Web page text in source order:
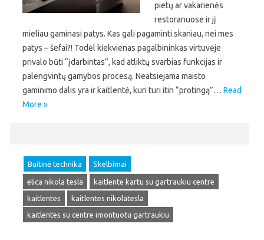
pietų ar vakarienės
restoranuose ir jį
mieliau gaminasi patys. Kas gali pagaminti skaniau, nei mes
patys – šefai?! Todėl kiekvienas pagalbininkas virtuvėje
privalo būti “įdarbintas”, kad atliktų svarbias funkcijas ir
palengvintų gamybos procesą. Neatsiejama maisto
gaminimo dalis yra ir kaitlentė, kuri turi itin “protingą”… Read
More »
Buitinė technika Skelbimai
elica nikola tesla
kaitlente kartu su gartraukiu centre
kaitlentes
kaitlentes nikolatesla
kaitlentes su centre imontuotu gartraukiu